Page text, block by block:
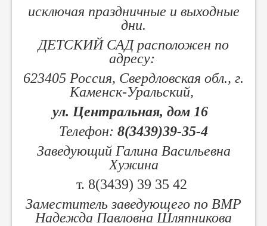
исключая праздничные и выходные
дни.
ДЕТСКИЙ САДрасположен по
адресу:
623405 Россия, Свердловская обл., г.
Каменск-Уральский,
ул. Центральная, дом 16
Телефон: 8(3439)39-35-4
Заведующий Галина Васильевна
Хужина
т. 8(3439) 39 35 42
Заместитель заведующего по ВМР
Надежда Павловна Шляпникова